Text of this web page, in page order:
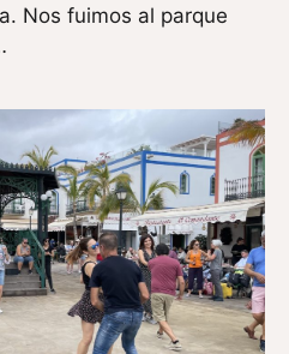
Nos fuimos al parque